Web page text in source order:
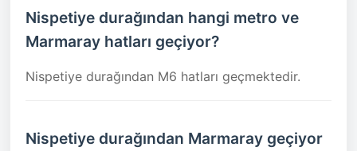
Nispetiye durağından hangi metro ve
Marmaray hatları geçiyor?
Nispetiye durağından M6 hatları geçmektedir.
Nispetiye durağından Marmaray geçiyor